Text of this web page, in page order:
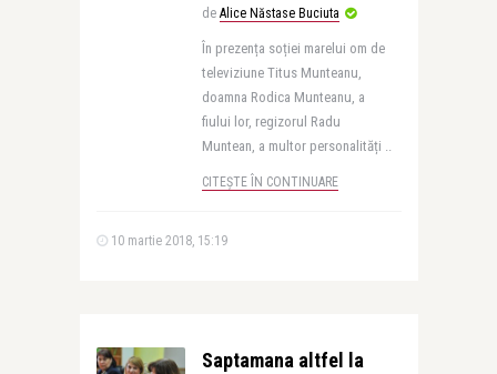
de Alice Năstase Buciuta
În prezența soției marelui om de
televiziune Titus Munteanu,
doamna Rodica Munteanu, a
fiului lor, regizorul Radu
Muntean, a multor personalități ..
CITEȘTE ÎN CONTINUARE
10 martie 2018, 15:19
Saptamana altfel la